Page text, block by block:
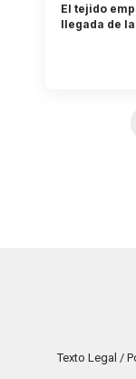
El tejido
llegada de
Texto Legal /